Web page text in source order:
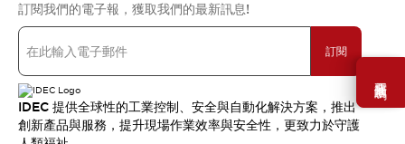
需要幫助嗎？
訂閱我們的電子報，獲取我們的最新訊息!
訂閱
IDEC 提供全球性的工業控制、安全與自動化解決方案，推出
創新產品與服務，提升現場作業效率與安全性，更致力於守護